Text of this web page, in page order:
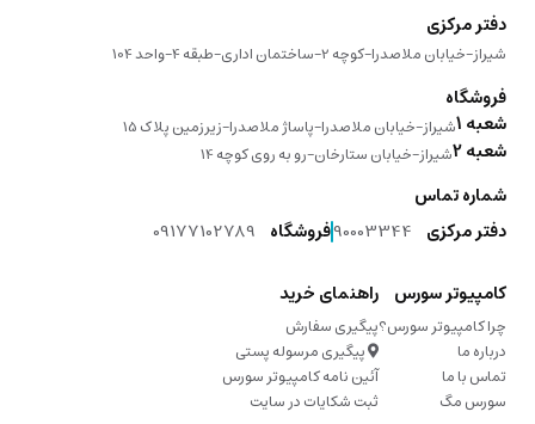
دفتر مرکزی
شیراز-خیابان ملاصدرا-کوچه 2-ساختمان اداری-طبقه 4-واحد 104
فروشگاه
شعبه 1 شیراز-خیابان ملاصدرا-پاساژ ملاصدرا-زیرزمین پلاک 15
شعبه 2 شیراز-خیابان ستارخان-رو به روی کوچه 14
شماره تماس
دفتر مرکزی 90003344فروشگاه 09177102789
کامپیوتر سورس
چرا کامپیوتر سورس؟
درباره ما
تماس با ما
سورس مگ
راهنمای خرید
پیگیری سفارش
پیگیری مرسوله پستی
آئین نامه کامپیوتر سورس
ثبت شکایات در سایت